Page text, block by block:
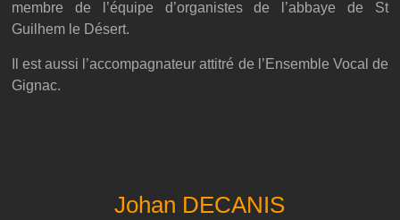
membre de l’équipe d’organistes de l’abbaye de St
Guilhem le Désert.
Il est aussi l’accompagnateur attitré de l’Ensemble Vocal de
Gignac.
Johan DECANIS